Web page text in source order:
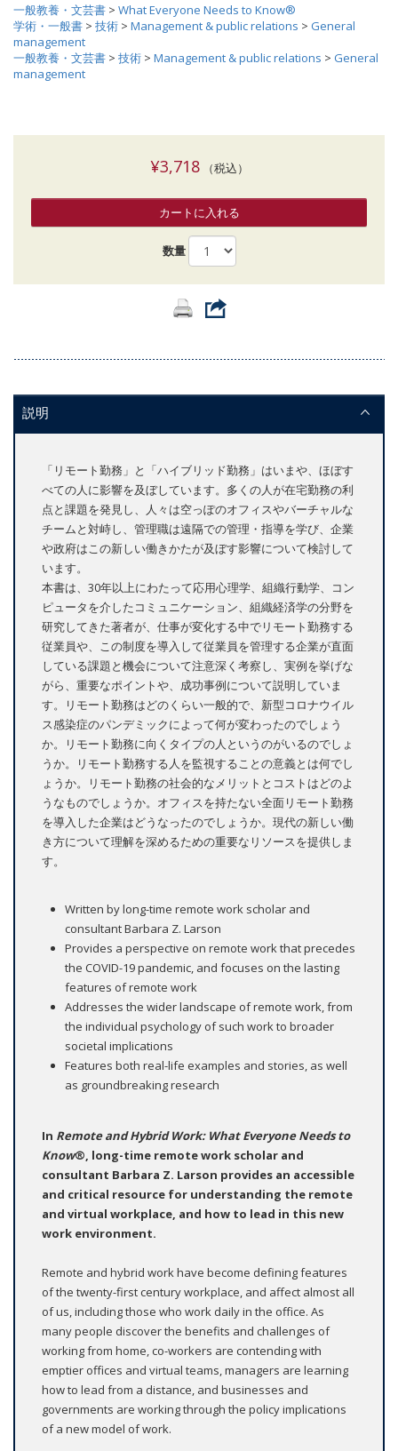
一般教養・文芸書 > What Everyone Needs to Know®
学術・一般書 > 技術 > Management & public relations > General
management
一般教養・文芸書 > 技術 > Management & public relations > General
management
¥3,718（税込）
カートに入れる
数量
説明
「リモート勤務」と「ハイブリッド勤務」はいまや、ほぼす
べての人に影響を及ぼしています。多くの人が在宅勤務の利
点と課題を発見し、人々は空っぽのオフィスやバーチャルな
チームと対峙し、管理職は遠隔での管理・指導を学び、企業
や政府はこの新しい働きかたが及ぼす影響について検討して
います。
本書は、30年以上にわたって応用心理学、組織行動学、コン
ピュータを介したコミュニケーション、組織経済学の分野を
研究してきた著者が、仕事が変化する中でリモート勤務する
従業員や、この制度を導入して従業員を管理する企業が直面
している課題と機会について注意深く考察し、実例を挙げな
がら、重要なポイントや、成功事例について説明していま
す。リモート勤務はどのくらい一般的で、新型コロナウイル
ス感染症のパンデミックによって何が変わったのでしょう
か。リモート勤務に向くタイプの人というのがいるのでしょ
うか。リモート勤務する人を監視することの意義とは何でし
ょうか。リモート勤務の社会的なメリットとコストはどのよ
うなものでしょうか。オフィスを持たない全面リモート勤務
を導入した企業はどうなったのでしょうか。現代の新しい働
き方について理解を深めるための重要なリソースを提供しま
す。
Written by long-time remote work scholar and
consultant Barbara Z. Larson
Provides a perspective on remote work that precedes
the COVID-19 pandemic, and focuses on the lasting
features of remote work
Addresses the wider landscape of remote work, from
the individual psychology of such work to broader
societal implications
Features both real-life examples and stories, as well
as groundbreaking research
In Remote and Hybrid Work: What Everyone Needs to
Know®, long-time remote work scholar and
consultant Barbara Z. Larson provides an accessible
and critical resource for understanding the remote
and virtual workplace, and how to lead in this new
work environment.
Remote and hybrid work have become defining features
of the twenty-first century workplace, and affect almost all
of us, including those who work daily in the office. As
many people discover the benefits and challenges of
working from home, co-workers are contending with
emptier offices and virtual teams, managers are learning
how to lead from a distance, and businesses and
governments are working through the policy implications
of a new model of work.